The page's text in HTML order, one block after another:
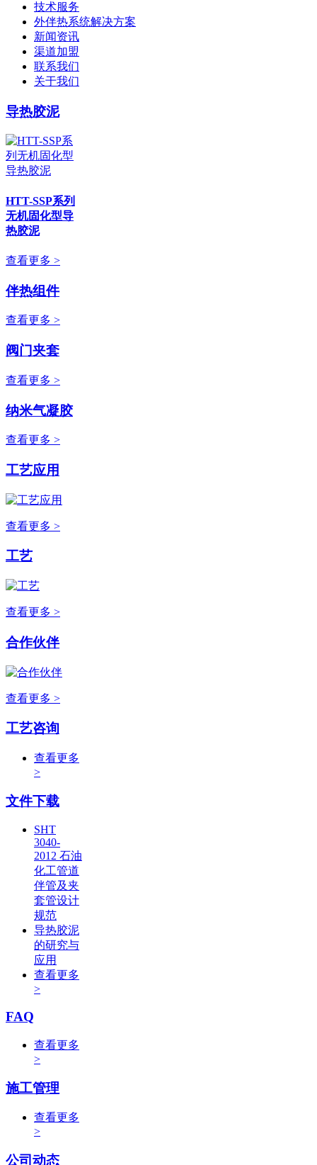
技术服务
外伴热系统解决方案
新闻资讯
渠道加盟
联系我们
关于我们
导热胶泥
HTT-SSP系列
无机固化型导
热胶泥
查看更多 >
伴热组件
查看更多 >
阀门夹套
查看更多 >
纳米气凝胶
查看更多 >
工艺应用
查看更多 >
工艺
查看更多 >
合作伙伴
查看更多 >
工艺咨询
查看更多
>
文件下载
SHT
3040-
2012 石油
化工管道
伴管及夹
套管设计
规范
导热胶泥
的研究与
应用
查看更多
>
FAQ
查看更多
>
施工管理
查看更多
>
公司动态